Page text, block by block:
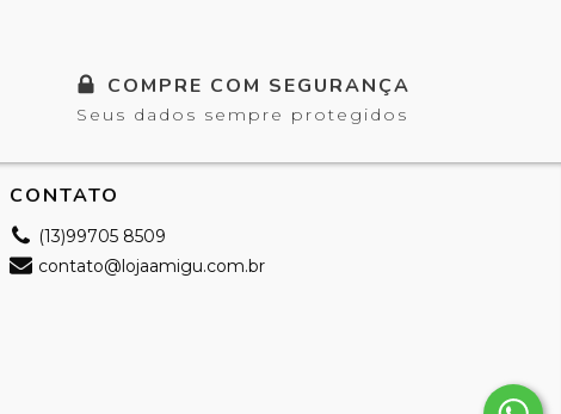
COMPRE COM SEGURANÇA
Seus dados sempre protegidos
CONTATO
(13)99705 8509
contato@lojaamigu.com.br